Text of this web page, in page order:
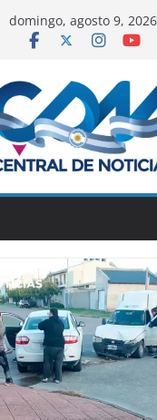
domingo, agosto 9, 2026